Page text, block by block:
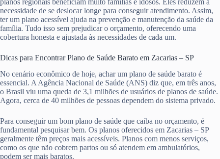
necessidade de se deslocar longe para conseguir atendimento. Assim,
ter um plano acessível ajuda na prevenção e manutenção da saúde da
família. Tudo isso sem prejudicar o orçamento, oferecendo uma
cobertura honesta e ajustada às necessidades de cada um.
Dicas para Encontrar Plano de Saúde Barato em Zacarias – SP
No cenário econômico de hoje, achar um plano de saúde barato é
essencial. A Agência Nacional de Saúde (ANS) diz que, em três anos,
o Brasil viu uma queda de 3,1 milhões de usuários de planos de saúde.
Agora, cerca de 40 milhões de pessoas dependem do sistema privado.
Para conseguir um bom plano de saúde que caiba no orçamento, é
fundamental pesquisar bem. Os planos oferecidos em Zacarias – SP
geralmente têm preços mais acessíveis. Planos com menos serviços,
como os que não cobrem partos ou só atendem em ambulatórios,
podem ser mais baratos.